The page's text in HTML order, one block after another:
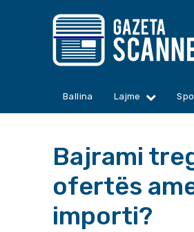
Ballina Lajme
Bajrami
ofertës
importi?